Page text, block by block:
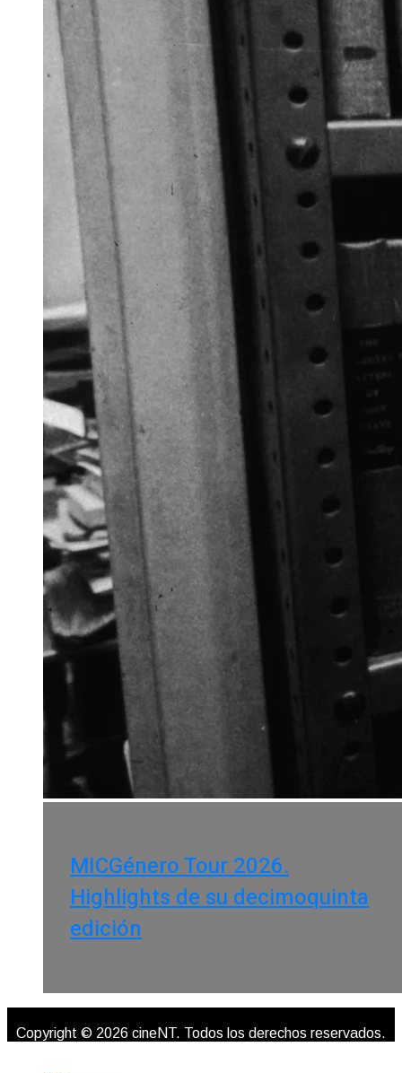
MICGénero Tour 2026.
Highlights de su decimoquinta
edición
Copyright © 2026 cineNT. Todos los derechos reservados.